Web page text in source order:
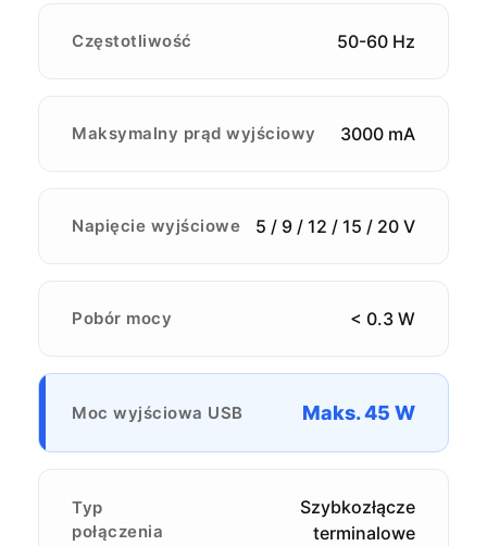
Częstotliwość 50-60 Hz
Maksymalny prąd wyjściowy 3000 mA
Napięcie wyjściowe 5 / 9 / 12 / 15 / 20 V
Pobór mocy < 0.3 W
Moc wyjściowa USB Maks. 45 W
Typ
połączenia
Szybkozłącze
terminalowe